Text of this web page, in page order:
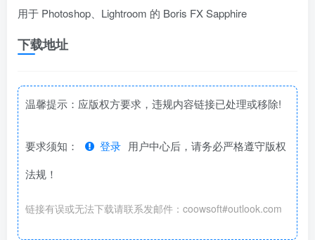
用于 Photoshop、Lightroom 的 Boris FX Sapphire
下载地址
温馨提示：应版权方要求，违规内容链接已处理或移除!
要求须知： 登录 用户中心后，请务必严格遵守版权
法规！
链接有误或无法下载请联系发邮件：coowsoft#outlook.com